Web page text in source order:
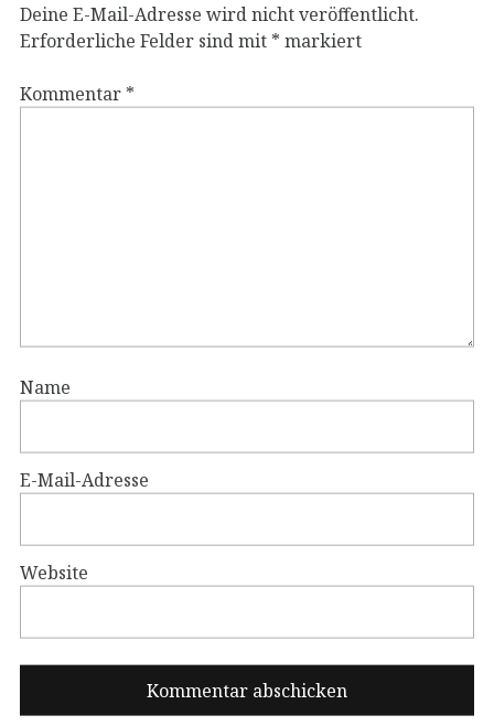
Deine E-Mail-Adresse wird nicht veröffentlicht.
Erforderliche Felder sind mit * markiert
Kommentar *
Name
E-Mail-Adresse
Website